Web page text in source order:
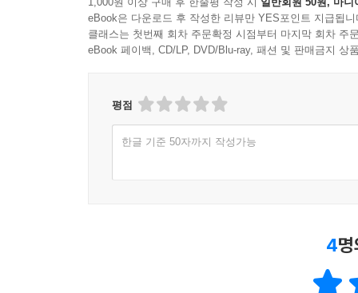
eBook은 다운로드 후 작성한 리뷰만 YES포인트 지급됩니
클래스는 첫번째 회차 주문확정 시점부터 마지막 회차 주
eBook 페이백, CD/LP, DVD/Blu-ray, 패션 및 판매금지 상
평점
한글 기준 50자까지 작성가능
4